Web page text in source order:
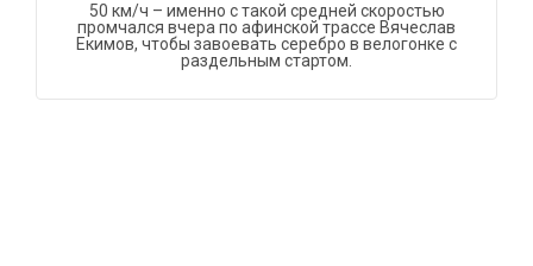
50 км/ч – именно с такой средней скоростью
промчался вчера по афинской трассе Вячеслав
Екимов, чтобы завоевать серебро в велогонке с
раздельным стартом.